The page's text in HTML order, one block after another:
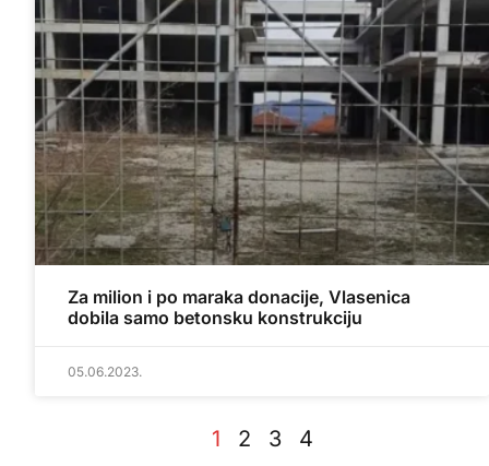
Za milion i po maraka donacije, Vlasenica
dobila samo betonsku konstrukciju
05.06.2023.
1 2 3 4